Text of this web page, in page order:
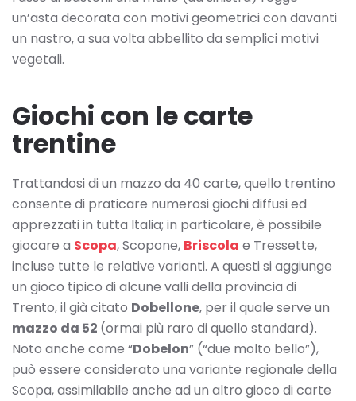
un’asta decorata con motivi geometrici con davanti
un nastro, a sua volta abbellito da semplici motivi
vegetali.
Giochi con le carte
trentine
Trattandosi di un mazzo da 40 carte, quello trentino
consente di praticare numerosi giochi diffusi ed
apprezzati in tutta Italia; in particolare, è possibile
giocare a Scopa, Scopone, Briscola e Tressette,
incluse tutte le relative varianti. A questi si aggiunge
un gioco tipico di alcune valli della provincia di
Trento, il già citato Dobellone, per il quale serve un
mazzo da 52 (ormai più raro di quello standard).
Noto anche come “Dobelon” (“due molto bello”),
può essere considerato una variante regionale della
Scopa, assimilabile anche ad un altro gioco di carte